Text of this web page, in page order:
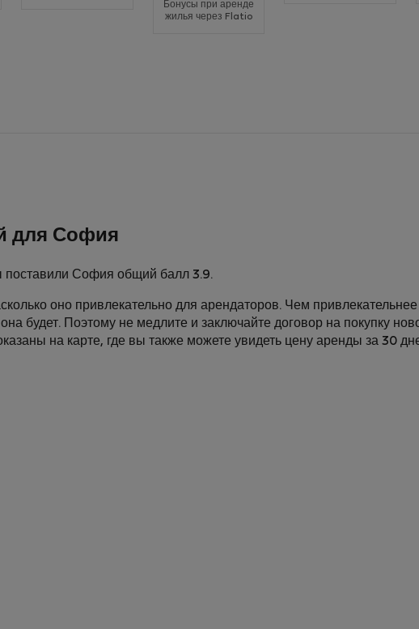
Бонусы при аренде
жилья через Flatio
для София
поставили София общий балл 3.9.
оно привлекательно для арендаторов. Чем
будет. Поэтому не медлите и заключайте договор на покупку
на карте, где вы также можете увидеть цену аренды за 30